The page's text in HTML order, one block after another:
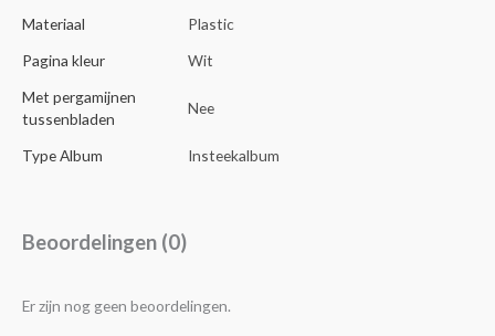
Materiaal
Plastic
Pagina kleur
Wit
Met pergamijnen
tussenbladen
Nee
Type Album Insteekalbum
Beoordelingen (0)
Er zijn nog geen beoordelingen.